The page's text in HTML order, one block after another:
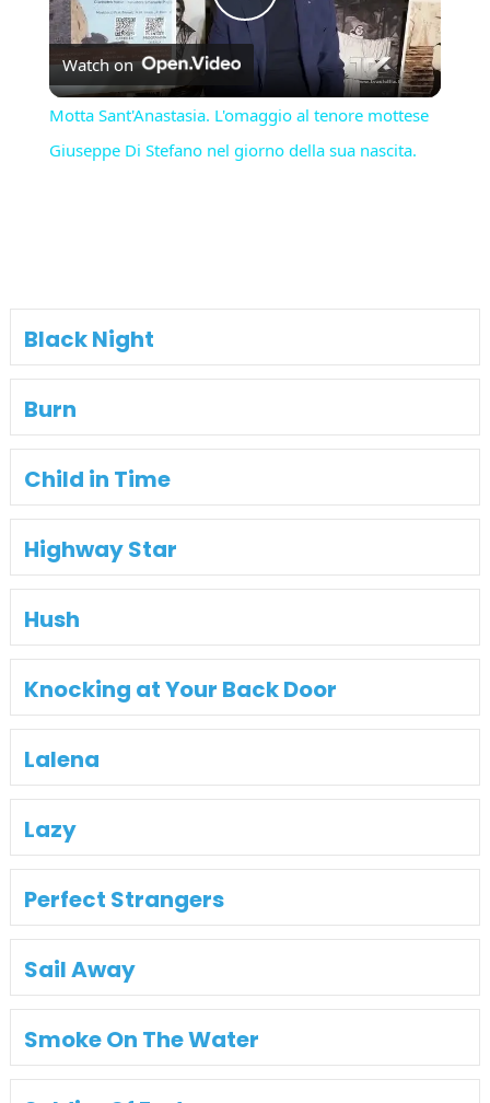
Play
Video
Watch on
Motta Sant'Anastasia. L'omaggio al tenore mottese
Giuseppe Di Stefano nel giorno della sua nascita.
Black Night
Burn
Child in Time
Highway Star
Hush
Knocking at Your Back Door
Lalena
Lazy
Perfect Strangers
Sail Away
Smoke On The Water